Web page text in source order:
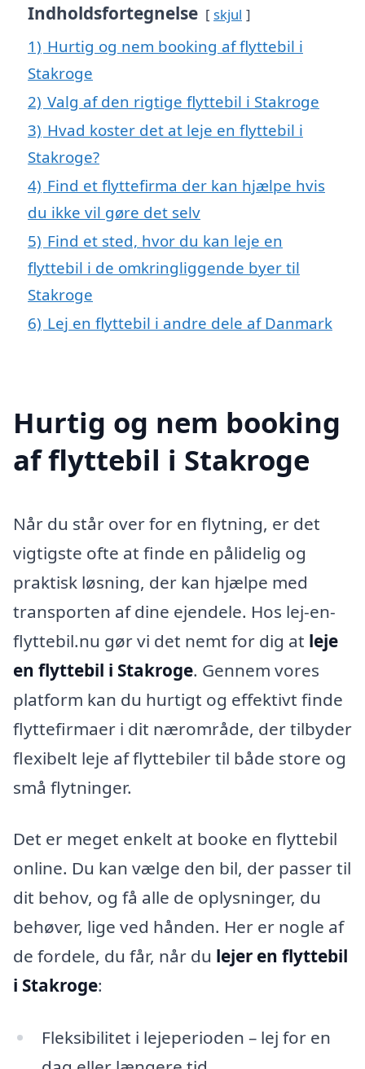
Indholdsfortegnelse skjul
1) Hurtig og nem booking af flyttebil i
Stakroge
2) Valg af den rigtige flyttebil i Stakroge
3) Hvad koster det at leje en flyttebil i
Stakroge?
4) Find et flyttefirma der kan hjælpe hvis
du ikke vil gøre det selv
5) Find et sted, hvor du kan leje en
flyttebil i de omkringliggende byer til
Stakroge
6) Lej en flyttebil i andre dele af Danmark
Hurtig og nem booking
af flyttebil i Stakroge
Når du står over for en flytning, er det
vigtigste ofte at finde en pålidelig og
praktisk løsning, der kan hjælpe med
transporten af dine ejendele. Hos lej-en-
flyttebil.nu gør vi det nemt for dig at leje
en flyttebil i Stakroge. Gennem vores
platform kan du hurtigt og effektivt finde
flyttefirmaer i dit nærområde, der tilbyder
flexibelt leje af flyttebiler til både store og
små flytninger.
Det er meget enkelt at booke en flyttebil
online. Du kan vælge den bil, der passer til
dit behov, og få alle de oplysninger, du
behøver, lige ved hånden. Her er nogle af
de fordele, du får, når du lejer en flyttebil
i Stakroge:
Fleksibilitet i lejeperioden – lej for en